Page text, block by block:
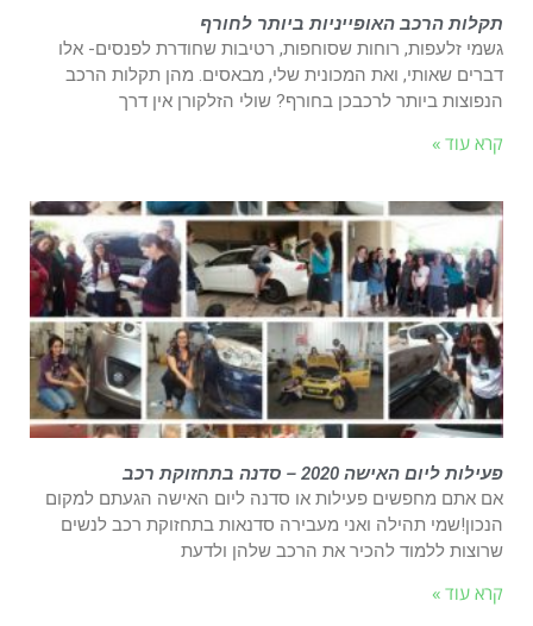
תקלות הרכב האופייניות ביותר לחורף
גשמי זלעפות, רוחות שסוחפות, רטיבות שחודרת לפנסים- אלו
דברים שאותי, ואת המכונית שלי, מבאסים. מהן תקלות הרכב
הנפוצות ביותר לרכבכן בחורף? שולי הזלקורן אין דרך
קרא עוד »
פעילות ליום האישה 2020 – סדנה בתחזוקת רכב
אם אתם מחפשים פעילות או סדנה ליום האישה הגעתם למקום
הנכון!שמי תהילה ואני מעבירה סדנאות בתחזוקת רכב לנשים
שרוצות ללמוד להכיר את הרכב שלהן ולדעת
קרא עוד »